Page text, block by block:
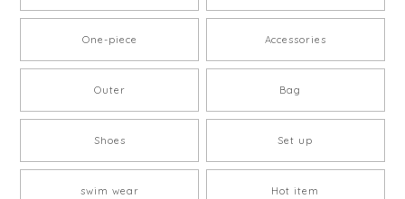
One-piece Accessories
Outer Bag
Shoes Set up
swim wear Hot item